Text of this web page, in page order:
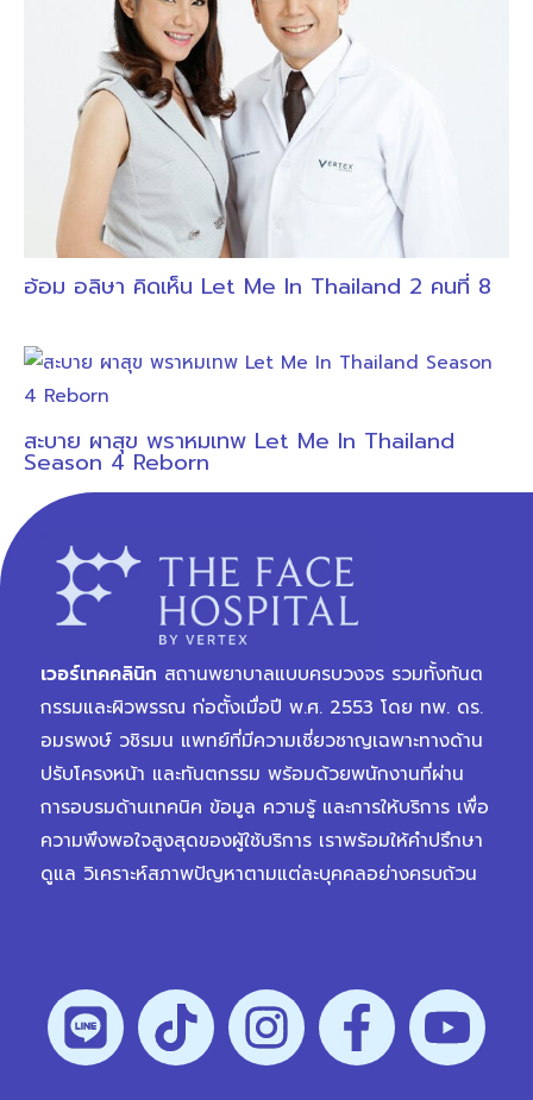
อ้อม อลิษา คิดเห็น Let Me In Thailand 2 คนที่ 8
สะบาย ผาสุข พราหมเทพ Let Me In Thailand
Season 4 Reborn
เวอร์เทคคลินิก สถานพยาบาลแบบครบวงจร รวมทั้งทันต
กรรมและผิวพรรณ ก่อตั้งเมื่อปี พ.ศ. 2553 โดย ทพ. ดร.
อมรพงษ์ วชิรมน แพทย์ที่มีความเชี่ยวชาญเฉพาะทางด้าน
ปรับโครงหน้า และทันตกรรม พร้อมด้วยพนักงานที่ผ่าน
การอบรมด้านเทคนิค ข้อมูล ความรู้ และการให้บริการ เพื่อ
ความพึงพอใจสูงสุดของผู้ใช้บริการ เราพร้อมให้คำปรึกษา
ดูแล วิเคราะห์สภาพปัญหาตามแต่ละบุคคลอย่างครบถ้วน